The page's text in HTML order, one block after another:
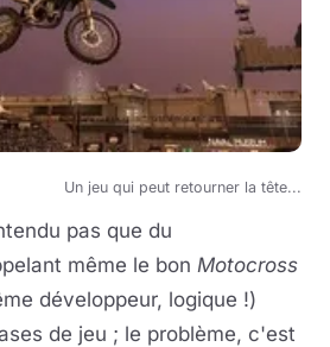
Un jeu qui peut retourner la tête...
pas que du
même le bon Motocross
développeur, logique !)
de jeu ; le problème, c'est